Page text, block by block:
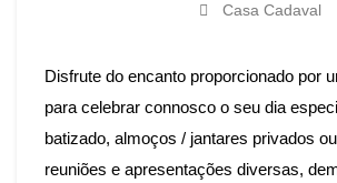
Casa Cadaval
Disfrute do encanto proporcionado por
para celebrar connosco o seu dia
batizado, almoços / jantares privados
reuniões e apresentações diversas,